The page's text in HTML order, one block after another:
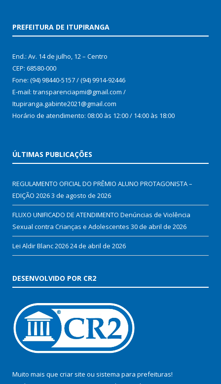
PREFEITURA DE ITUPIRANGA
End.: Av. 14 de julho, 12 – Centro
CEP: 68580-000
Fone: (94) 98440-5157 / (94) 9914-92446
E-mail: transparenciapmi@gmail.com /
Itupiranga.gabinte2021@gmail.com
Horário de atendimento: 08:00 às 12:00 / 14:00 às 18:00
ÚLTIMAS PUBLICAÇÕES
REGULAMENTO OFICIAL DO PRÊMIO ALUNO PROTAGONISTA –
EDIÇÃO 20263 de agosto de 2026
FLUXO UNIFICADO DE ATENDIMENTO Denúncias de Violência
Sexual contra Crianças e Adolescentes 30 de abril de 2026
Lei Aldir Blanc 202624 de abril de 2026
DESENVOLVIDO POR CR2
Muito mais que criar site ou sistema para prefeituras!